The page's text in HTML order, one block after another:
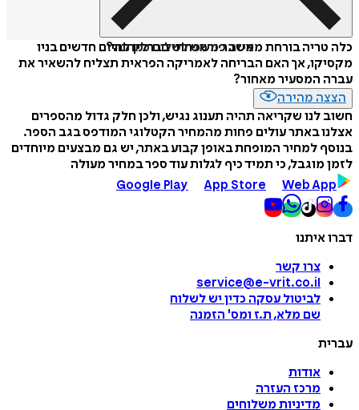
איזה פורמט לשלוח כמתנה?
כלה טריה בורחת ממשבר משפחתי בברלין לחיים חדשים בניו
מקסיקו, אך האם הבריחה לאמריקה הפראית תצליח להשאיר את
עברה המסעיר מאחור?
הצצה מהירה
חשוב לנו שקריאה תהיה תענוג נגיש, ולכן חלק גדול מהספרים
אצלנו באתר עולים פחות מהמחיר הקטלוגי המודפס בגב הספר.
בנוסף למחיר המופחת באופן קבוע באתר, יש גם מבצעים מיוחדים
לזמן מוגבל, כי תמיד כיף לגלות עוד ספר במחיר מעולה
Google Play
App Store Web App
דברו איתנו
צרו קשר
service@e-vrit.co.il
לביטול עסקה כדין יש לשלוח
שם מלא, ת.ז ומס' הזמנה
עברית
אודות
מרכז העזרה
מדיניות משלוחים